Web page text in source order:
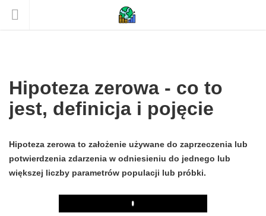
Hipoteza zerowa - co to
jest, definicja i pojęcie
Hipoteza zerowa to założenie używane do zaprzeczenia lub
potwierdzenia zdarzenia w odniesieniu do jednego lub
większej liczby parametrów populacji lub próbki.
Play